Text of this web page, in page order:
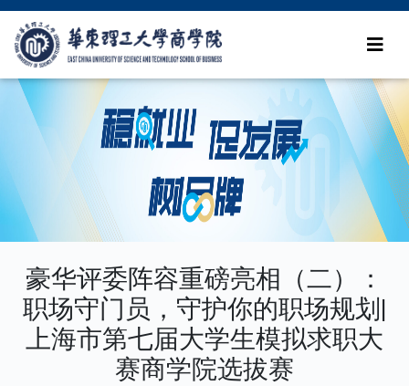
豪华评委阵容重磅亮相（二）：
职场守门员，守护你的职场规划|
上海市第七届大学生模拟求职大
赛商学院选拔赛